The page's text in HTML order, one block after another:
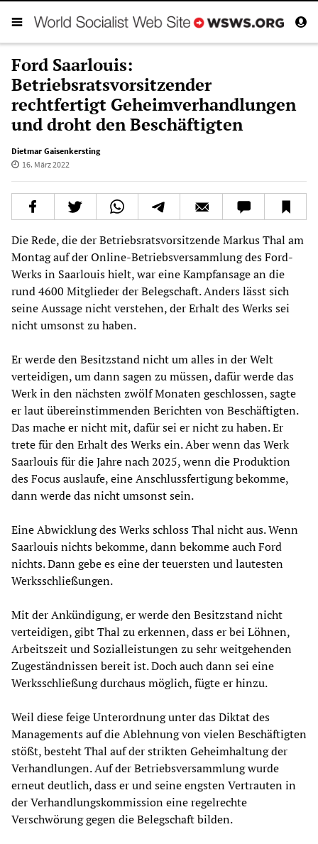
Ford Saarlouis:
Betriebsratsvorsitzender
rechtfertigt Geheimverhandlungen
und droht den Beschäftigten
Dietmar Gaisenkersting
16. März 2022
Die Rede, die der Betriebsratsvorsitzende Markus Thal am
Montag auf der Online-Betriebsversammlung des Ford-
Werks in Saarlouis hielt, war eine Kampfansage an die
rund 4600 Mitglieder der Belegschaft. Anders lässt sich
seine Aussage nicht verstehen, der Erhalt des Werks sei
nicht umsonst zu haben.
Er werde den Besitzstand nicht um alles in der Welt
verteidigen, um dann sagen zu müssen, dafür werde das
Werk in den nächsten zwölf Monaten geschlossen, sagte
er laut übereinstimmenden Berichten von Beschäftigten.
Das mache er nicht mit, dafür sei er nicht zu haben. Er
trete für den Erhalt des Werks ein. Aber wenn das Werk
Saarlouis für die Jahre nach 2025, wenn die Produktion
des Focus auslaufe, eine Anschlussfertigung bekomme,
dann werde das nicht umsonst sein.
Eine Abwicklung des Werks schloss Thal nicht aus. Wenn
Saarlouis nichts bekomme, dann bekomme auch Ford
nichts. Dann gebe es eine der teuersten und lautesten
Werksschließungen.
Mit der Ankündigung, er werde den Besitzstand nicht
verteidigen, gibt Thal zu erkennen, dass er bei Löhnen,
Arbeitszeit und Sozialleistungen zu sehr weitgehenden
Zugeständnissen bereit ist. Doch auch dann sei eine
Werksschließung durchaus möglich, fügte er hinzu.
Weil diese feige Unterordnung unter das Diktat des
Managements auf die Ablehnung von vielen Beschäftigten
stößt, besteht Thal auf der strikten Geheimhaltung der
Verhandlungen. Auf der Betriebsversammlung wurde
erneut deutlich, dass er und seine engsten Vertrauten in
der Verhandlungskommission eine regelrechte
Verschwörung gegen die Belegschaft bilden.